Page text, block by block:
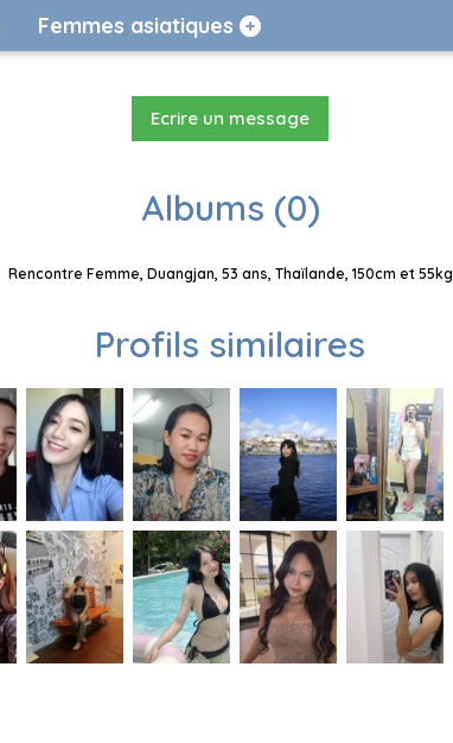
Femmes asiatiques
Ecrire un message
Albums (0)
Rencontre Femme, Duangjan, 53 ans, Thaïlande, 150cm et 55kg
Profils similaires